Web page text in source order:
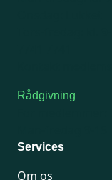
Rådgivning
Services
Om os